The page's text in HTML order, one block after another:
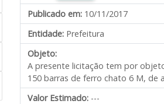
Publicado em: 10/11/2017
Entidade: Prefeitura
Objeto:
A presente licitação tem por
150 barras de ferro chato 6 M, de
Valor Estimado: ---